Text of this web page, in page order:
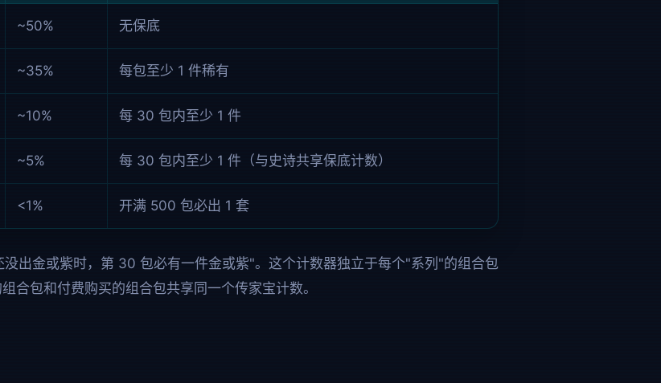
~50% 无保底
~35% 每包至少 1 件稀有
~10% 每 30 包内至少 1 件
~5% 每 30 包内至少 1 件（与史诗共享保底计数）
<1% 开满 500 包必出 1 套
出金或紫时，第 30 包必有一件金或紫"。这个计数器独立于每个"系列"的组合包
合包和付费购买的组合包共享同一个传家宝计数。